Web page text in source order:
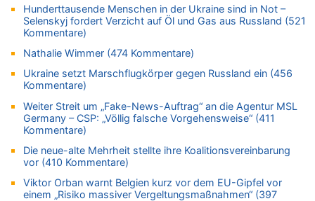
06.08.2026 - 10:16 von Dax zu
Wasserstand des Rheins in NRW so niedrig wie noch nie
06.08.2026 - 10:09 von Dax zu
Zweite Hitzewelle in diesem Sommer ist jetzt amtlich
06.08.2026 - 10:02 von Soso zu
Aachen ab 11. August wieder Mekka des Pferdesports –
Belgien setzt bei Reit-WM auf starke Springreiter
06.08.2026 - 09:22 von Zuhörer zu
Wasserstand des Rheins in NRW so niedrig wie noch nie
06.08.2026 - 09:13 von 5/11 zu
Wasserstand des Rheins in NRW so niedrig wie noch nie
06.08.2026 - 09:05 von 5/11 zu
Hunderttausende Menschen in der Ukraine sind in Not –
Selenskyj fordert Verzicht auf Öl und Gas aus Russland (521
Kommentare)
Nathalie Wimmer (474 Kommentare)
Ukraine setzt Marschflugkörper gegen Russland ein (456
Kommentare)
Weiter Streit um „Fake-News-Auftrag“ an die Agentur MSL
Germany – CSP: „Völlig falsche Vorgehensweise“ (411
Kommentare)
Die neue-alte Mehrheit stellte ihre Koalitionsvereinbarung
vor (410 Kommentare)
Viktor Orban warnt Belgien kurz vor dem EU-Gipfel vor
einem „Risiko massiver Vergeltungsmaßnahmen“ (397